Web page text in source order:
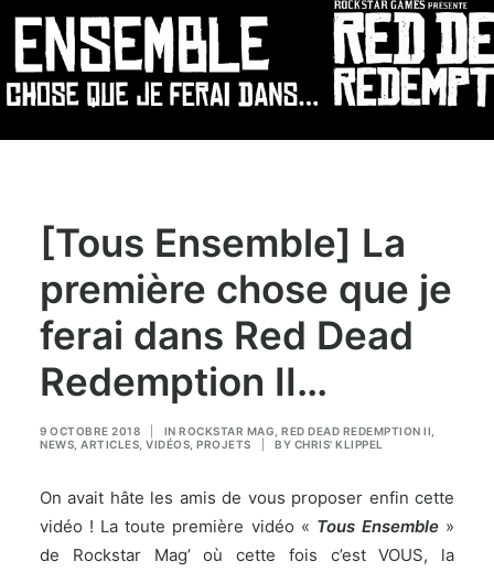
[Tous Ensemble] La
première chose que je
ferai dans Red Dead
Redemption II…
9 OCTOBRE 2018 IN ROCKSTAR MAG RED DEAD REDEMPTION II
NEWS ARTICLES VIDÉOS PROJETS BY CHRIS' KLIPPEL
On avait hâte les amis de vous proposer enfin cette
vidéo ! La toute première vidéo « Tous Ensemble»
de Rockstar Mag’ où cette fois c’est VOUS, la